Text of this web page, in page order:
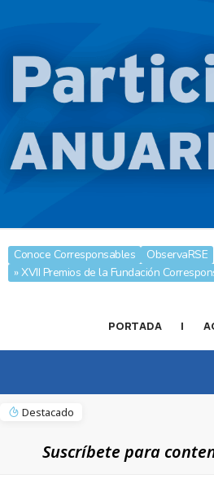
Conoce Corresponsables
ObservaRSE
» XVII Premios de la Fundación
PORTADA |
Destacado
Suscríbete para